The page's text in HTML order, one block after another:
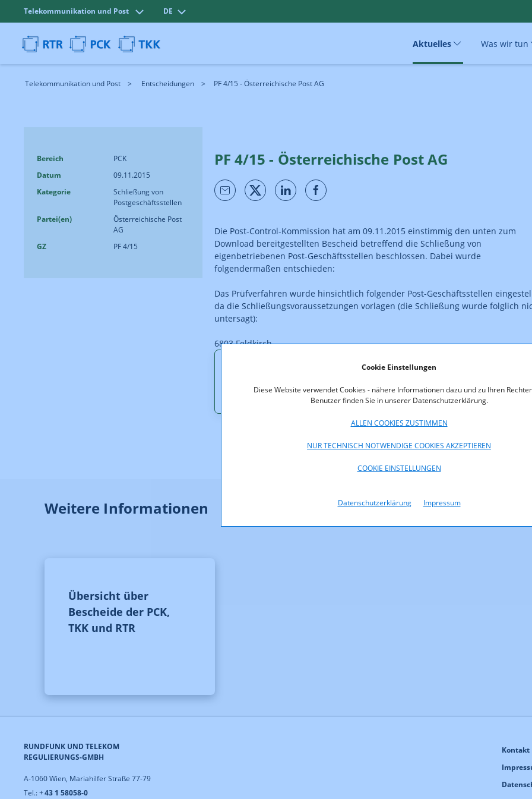
Cookie Einstellungen
Diese Website verwendet Cookies - nähere Informationen dazu und zu Ihren
Benutzer finden Sie in unserer Datenschutzerklärung.
ALLEN COOKIES ZUSTIMMEN
NUR TECHNISCH NOTWENDIGE COOKIES AKZEPTIEREN
COOKIE EINSTELLUNGEN
Datenschutzerklärung Impressum
Telekommunikation und Post DE
Aktuelles Was wir tun
Telekommunikation und Post Entscheidungen PF 4/15 - Österreichische Post AG
Bereich
PCK
Datum
09.11.2015
Kategorie
Schließung von
Postgeschäftsstellen
Partei(en)
Österreichische Post
AG
GZ
PF 4/15
PF 4/15 - Österreichische Post AG
Die Post-Control-Kommission hat am 09.11.2015 einstimmig den unten zum
Download bereitgestellten Bescheid betreffend die Schließung von
eigenbetriebenen Post-Geschäftsstellen beschlossen. Dabei wurde
folgendermaßen entschieden:
Das Prüfverfahren wurde hinsichtlich folgender Post-Geschäftsstellen
da die Schließungsvoraussetzungen vorlagen (die Schließung wurde folglich
untersagt):
6803 Feldkirch
PF_4_15_Bescheid_Einstellung.pdf (pdf, 87,9 KB)
Weitere Informationen
Übersicht über
Bescheide der PCK,
TKK und RTR
RUNDFUNK UND TELEKOM
REGULIERUNGS-GMBH
A-1060 Wien, Mariahilfer Straße 77-79
Tel.: +43 1 58058-0
Kontakt